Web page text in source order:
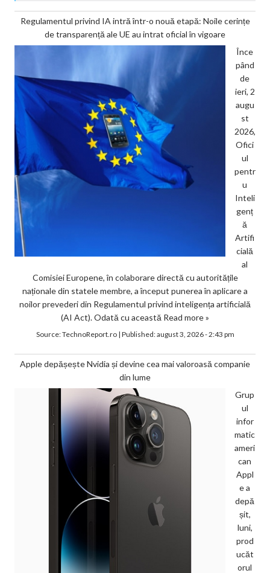
Regulamentul privind IA intră într-o nouă etapă: Noile cerințe
de transparență ale UE au intrat oficial în vigoare
Înce
pând
de
ieri, 2
augu
st
2026,
Ofici
ul
pentr
u
Inteli
genț
ă
Artifi
cială
al
Comisiei Europene, în colaborare directă cu autoritățile
naționale din statele membre, a început punerea în aplicare a
noilor prevederi din Regulamentul privind inteligența artificială
(AI Act). Odată cu această Read more »
Source:TechnoReport.ro| Published:august 3, 2026 - 2:43 pm
Apple depășește Nvidia și devine cea mai valoroasă companie
din lume
Grup
ul
infor
matic
ameri
can
Appl
e a
depă
șit,
luni,
prod
ucăt
orul